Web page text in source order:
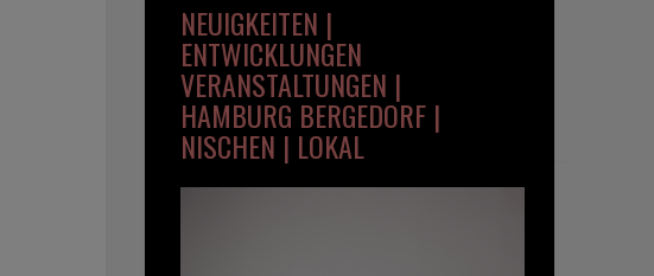
NEUIGKEITEN |
ENTWICKLUNGEN
VERANSTALTUNGEN |
HAMBURG BERGEDORF |
NISCHEN | LOKAL